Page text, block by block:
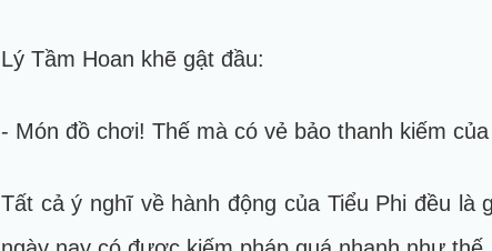
Lý Tầm Hoan khẽ gật đầu:
- Món đồ chơi! Thế mà có vẻ bảo thanh kiếm
Tất cả ý nghĩ về hành động của Tiểu Phi đều